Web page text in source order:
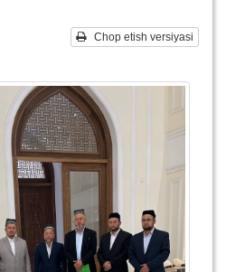
Chop etish versiyasi